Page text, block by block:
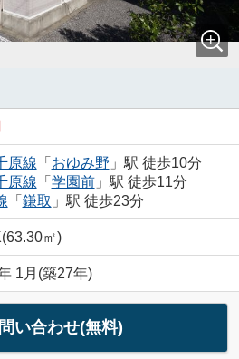
原線 「 おゆみ野 」駅 徒歩10分
原線 「 学園前」駅 徒歩11分
「 鎌取 」駅 徒歩23分
㎡)
1月(築27年)
い合わせ(無料)